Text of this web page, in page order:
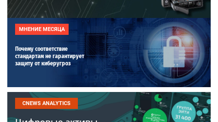
МНЕНИЕ МЕСЯЦА
Почему соответствие
стандартам не гарантирует
защиту от киберугроз
CNEWS ANALYTICS